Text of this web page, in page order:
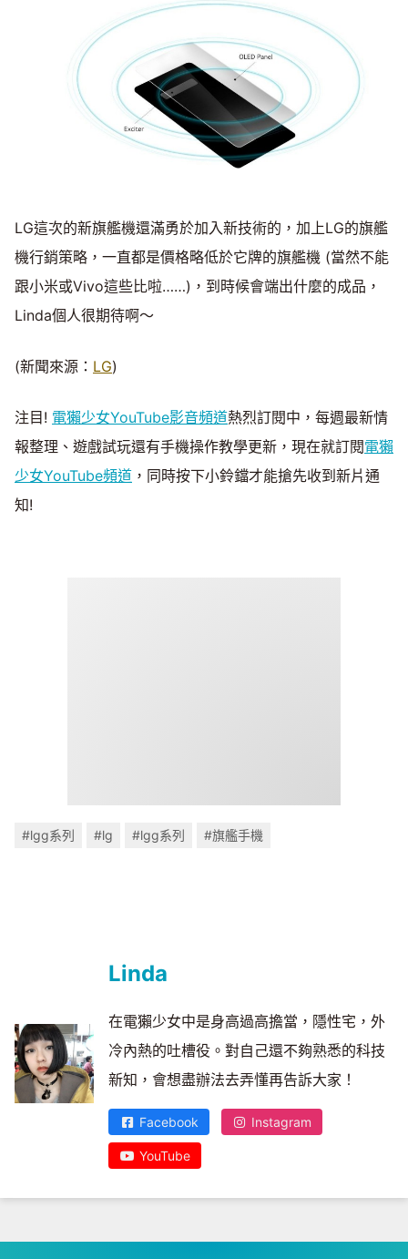
LG這次的新旗艦機還滿勇於加入新技術的，加上LG的旗艦
機行銷策略，一直都是價格略低於它牌的旗艦機 (當然不能
跟小米或Vivo這些比啦……)，到時候會端出什麼的成品，
Linda個人很期待啊～
(新聞來源： LG)
注目! 電獺少女YouTube影音頻道熱烈訂閱中，每週最新情
報整理、遊戲試玩還有手機操作教學更新，現在就訂閱電獺
少女YouTube頻道 ，同時按下小鈴鐺才能搶先收到新片通
知!
#lgg系列 #lg #lgg系列 #旗艦手機
Linda
在電獺少女中是身高過高擔當，隱性宅，外
冷內熱的吐槽役。對自己還不夠熟悉的科技
新知，會想盡辦法去弄懂再告訴大家！
Facebook Instagram
YouTube